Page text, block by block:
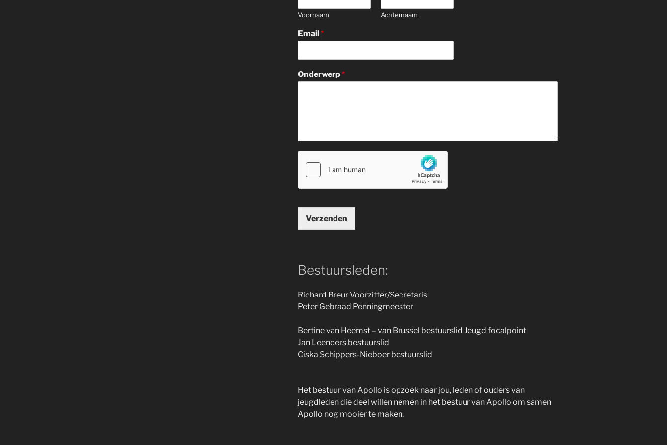
Voornaam Achternaam
Email*
Onderwerp*
Verzenden
Bestuursleden:
Richard Breur Voorzitter/Secretaris
Peter Gebraad Penningmeester
Bertine van Heemst – van Brussel bestuurslid Jeugd focalpoint
Jan Leenders bestuurslid
Ciska Schippers-Nieboer bestuurslid
Het bestuur van Apollo is opzoek naar jou, leden of ouders van
jeugdleden die deel willen nemen in het bestuur van Apollo om samen
Apollo nog mooier te maken.